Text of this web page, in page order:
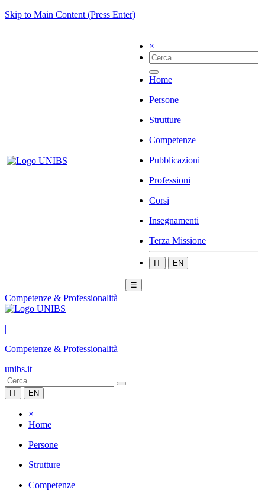
Skip to Main Content (Press Enter)
×
Home
Persone
Strutture
Competenze
Pubblicazioni
Professioni
Corsi
Insegnamenti
Terza Missione
IT EN
☰
Competenze & Professionalità
|
Competenze & Professionalità
unibs.it
IT EN
×
Home
Persone
Strutture
Competenze